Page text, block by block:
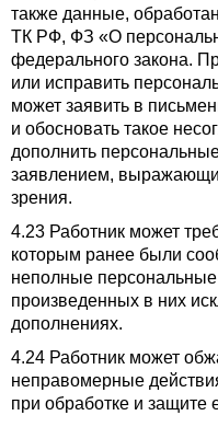
также данные,
ТК РФ, ФЗ «О
федерального закона.
или исправить
может заявить в
и обосновать такое
дополнить
заявлением,
зрения.
4.23 Работник может
которым ранее были
неполные
произведенных в них
дополнениях.
4.24 Работник может
неправомерные
при обработке и защите